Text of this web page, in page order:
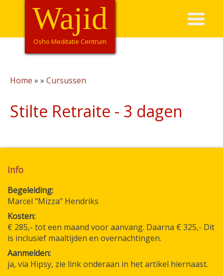
Overslaan
de
HoofdnavigatieWajid
Osho Meditatie Centrum
Home Cursussen
Stilte Retraite - 3 dagen
Info
Begeleiding
Marcel "Mizza" Hendriks
Kosten
€ 285,- tot een maand voor aanvang. Daarna € 325,- Dit
is inclusief maaltijden en overnachtingen.
Aanmelden
ja, via Hipsy, zie link onderaan in het artikel hiernaast.